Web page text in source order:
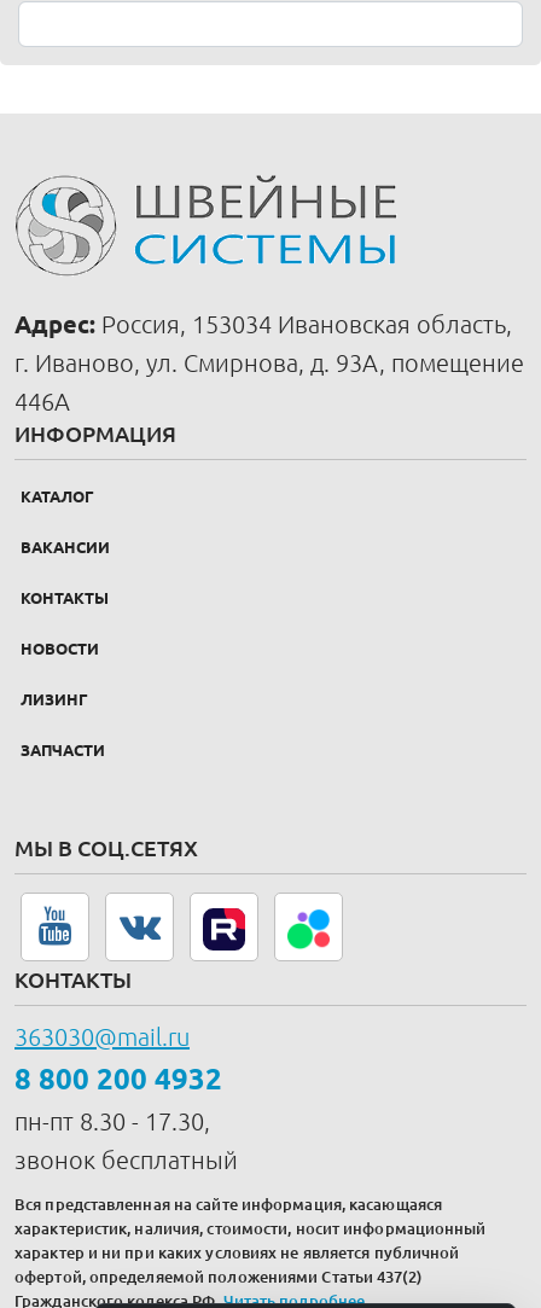
Адрес: Россия, 153034 Ивановская область,
г. Иваново, ул. Смирнова, д. 93А, помещение
446А
ИНФОРМАЦИЯ
КАТАЛОГ
ВАКАНСИИ
КОНТАКТЫ
НОВОСТИ
ЛИЗИНГ
ЗАПЧАСТИ
МЫ В СОЦ.СЕТЯХ
КОНТАКТЫ
363030@mail.ru
8 800 200 4932
пн-пт 8.30 - 17.30,
звонок бесплатный
Вся представленная на сайте информация, касающаяся
характеристик, наличия, стоимости, носит информационный
характер и ни при каких условиях не является публичной
офертой, определяемой положениями Статьи 437(2)
Гражданского кодекса РФ.Читать подробнее.